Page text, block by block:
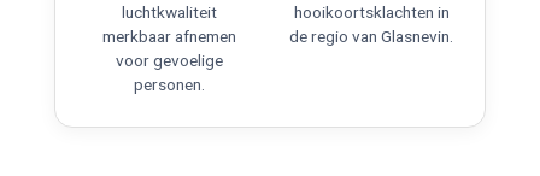
luchtkwaliteit
merkbaar afnemen
voor gevoelige
personen.
hooikoortsklachten in
de regio van Glasnevin.